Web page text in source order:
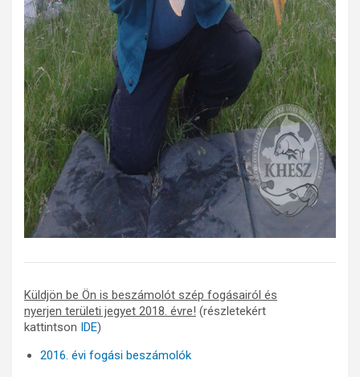
Küldjön be Ön is beszámolót szép fogásairól és
nyerjen területi jegyet 2018. évre! (részletekért
kattintson IDE)
2016. évi fogási beszámolók